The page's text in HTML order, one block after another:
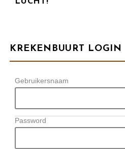
KREKENBUURT LOGIN
Gebruikersnaam
Password